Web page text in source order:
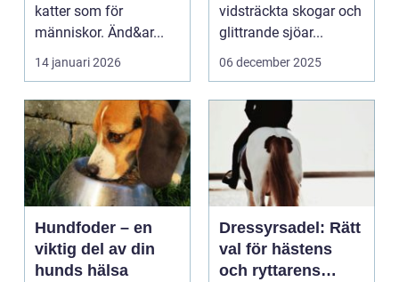
katter som för
människor. Änd&ar...
14 januari 2026
vidsträckta skogar och
glittrande sjöar...
06 december 2025
Hundfoder – en
viktig del av din
hunds hälsa
Dressyrsadel: Rätt
val för hästens
och ryttarens